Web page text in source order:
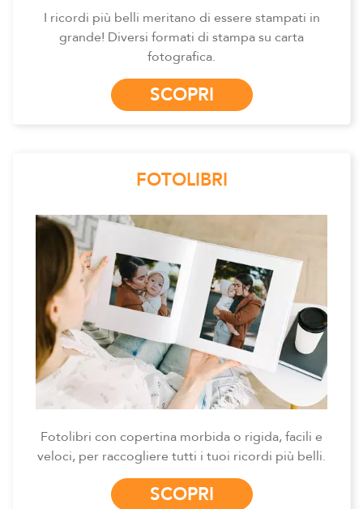
I ricordi più belli meritano di essere stampati in
grande! Diversi formati di stampa su carta
fotografica.
SCOPRI
FOTOLIBRI
Fotolibri con copertina morbida o rigida, facili e
veloci, per raccogliere tutti i tuoi ricordi più belli.
SCOPRI